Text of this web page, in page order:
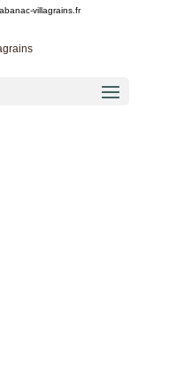
villagrains.fr